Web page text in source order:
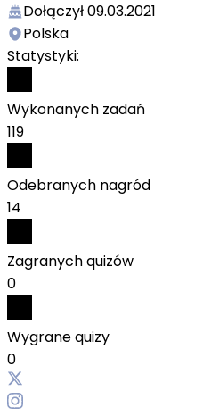
Dołączył09.03.2021
Polska
Statystyki:
Wykonanych zadań
119
Odebranych nagród
14
Zagranych quizów
0
Wygrane quizy
0